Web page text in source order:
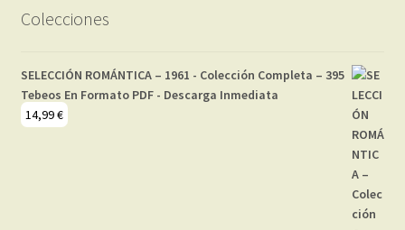
Colecciones
SELECCIÓN ROMÁNTICA – 1961 - Colección Completa – 395
Tebeos En Formato PDF - Descarga Inmediata
14,99€